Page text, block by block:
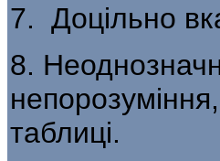
7. Доцільно
8.
таблиці.